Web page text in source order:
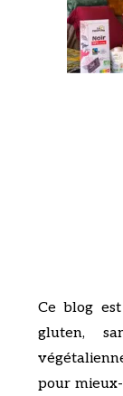
Ce blog
gluten,
pour